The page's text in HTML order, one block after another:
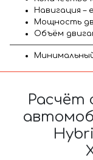
Навигация –
Мощность
Объём
Расчёт